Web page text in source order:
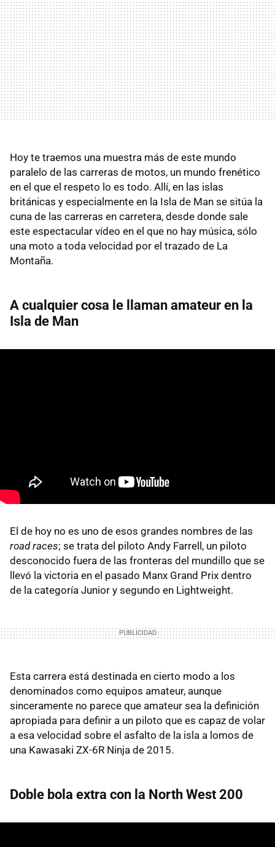
Hoy te traemos una muestra más de este mundo
paralelo de las carreras de motos, un mundo frenético
en el que el respeto lo es todo. Allí, en las islas
británicas y especialmente en la Isla de Man se sitúa la
cuna de las carreras en carretera, desde donde sale
este espectacular vídeo en el que no hay música, sólo
una moto a toda velocidad por el trazado de La
Montaña.
A cualquier cosa le llaman amateur en la
Isla de Man
El de hoy no es uno de esos grandes nombres de las
road races; se trata del piloto Andy Farrell, un piloto
desconocido fuera de las fronteras del mundillo que se
llevó la victoria en el pasado Manx Grand Prix dentro
de la categoría Junior y segundo en Lightweight.
Esta carrera está destinada en cierto modo a los
denominados como equipos amateur, aunque
sinceramente no parece que amateur sea la definición
apropiada para definir a un piloto que es capaz de volar
a esa velocidad sobre el asfalto de la isla a lomos de
una Kawasaki ZX-6R Ninja de 2015.
Doble bola extra con la North West 200